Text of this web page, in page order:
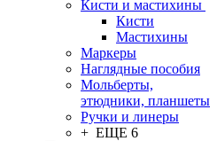
Кисти и мастихины
Кисти
Мастихины
Маркеры
Наглядные пособия
Мольберты,
этюдники, планшеты
Ручки и линеры
+ ЕЩЕ 6